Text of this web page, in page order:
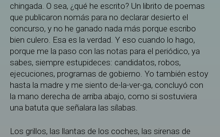
chingada. O sea, ¿qué he escrito? Un librito de poemas
que publicaron nomás para no declarar desierto el
concurso, y no he ganado nada más porque escribo
bien culero. Esa es la verdad. Y eso cuando lo hago,
porque me la paso con las notas para el periódico, ya
sabes, siempre estupideces: candidatos, robos,
ejecuciones, programas de gobierno. Yo también estoy
hasta la madre y me siento de-la-ver-ga, concluyó con
la mano derecha de arriba abajo, como si sostuviera
una batuta que señalara las sílabas.
Los grillos, las llantas de los coches, las sirenas de